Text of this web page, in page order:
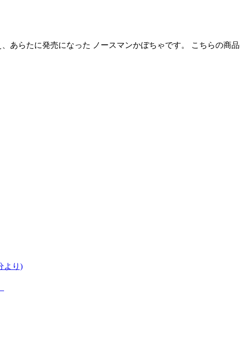
あらたに発売になった ノースマンかぼちゃです。 こちらの商
より)